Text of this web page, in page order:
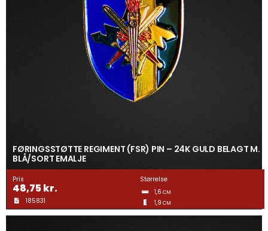
Caps & Beklædning
Distinktioner / Epaulettes
Gravering
Guldtræk
FØRINGSSTØTTE REGIMENT (FSR) PIN – 24K GULD BELAGT M.
BLÅ/SORT EMALJE
Pris
48,75kr.
185831
Størrelse
1,6 CM
1,9 CM